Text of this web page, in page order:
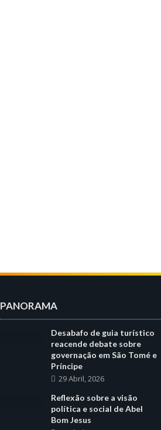
PANORAMA
Desabafo de guia turístico
reacende debate sobre
governação em São Tomé e
Príncipe
29 Abril, 2026
Reflexão sobre a visão
política e social de Abel
Bom Jesus